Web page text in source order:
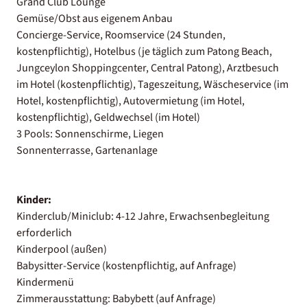
Gemüse/Obst aus eigenem Anbau
Concierge-Service, Roomservice (24 Stunden,
kostenpflichtig), Hotelbus (je täglich zum Patong Beach,
Jungceylon Shoppingcenter, Central Patong), Arztbesuch
im Hotel (kostenpflichtig), Tageszeitung, Wäscheservice (im
Hotel, kostenpflichtig), Autovermietung (im Hotel,
kostenpflichtig), Geldwechsel (im Hotel)
3 Pools: Sonnenschirme, Liegen
Sonnenterrasse, Gartenanlage
Kinder:
Kinderclub/Miniclub: 4-12 Jahre, Erwachsenbegleitung
erforderlich
Kinderpool (außen)
Babysitter-Service (kostenpflichtig, auf Anfrage)
Kindermenü
Zimmerausstattung: Babybett (auf Anfrage)